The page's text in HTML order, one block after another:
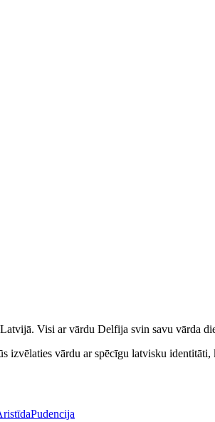
Visi ar vārdu Delfija svin savu vārda
izvēlaties vārdu ar spēcīgu latvisku
Pudencija